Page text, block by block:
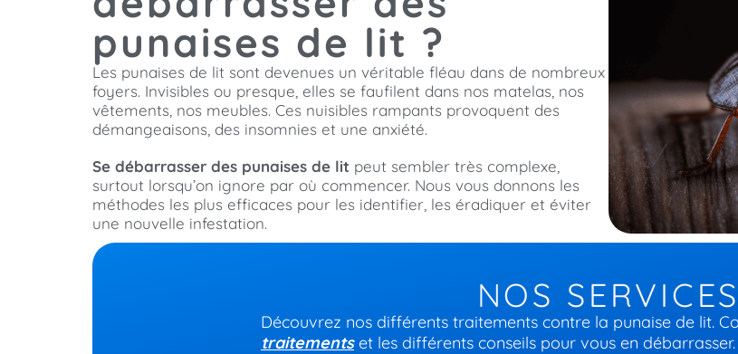
punaises de lit ?
Les punaises de lit sont devenues un véritable fléau dans de nombreux
foyers. Invisibles ou presque, elles se faufilent dans nos matelas, nos
vêtements, nos meubles. Ces nuisibles rampants provoquent des
démangeaisons, des insomnies et une anxiété.
Se débarrasser des punaises de lit peut sembler très complexe,
surtout lorsqu’on ignore par où commencer. Nous vous donnons les
méthodes les plus efficaces pour les identifier, les éradiquer et éviter
une nouvelle infestation.
NOS SERVICES
Découvrez nos différents traitements contre la punaise de lit.
traitementset les différents conseils pour vous en débarrasser.